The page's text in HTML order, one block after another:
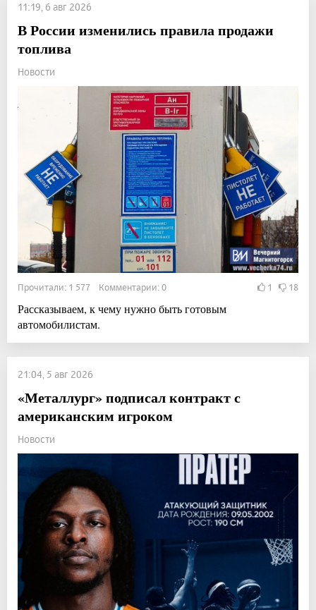
11:19, 6 авг 2026
В России изменились правила продажи
топлива
Новости
Прочитали: 1 577 Комментарии: 0 1 18
Рассказываем, к чему нужно быть готовым
автомобилистам.
21:04, 5 авг 2026
«Металлург» подписал контракт с
американским игроком
Новости